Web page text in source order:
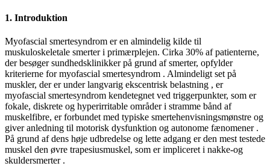
1. Introduktion
Myofascial smertesyndrom er en almindelig kilde til
muskuloskeletale smerter i primærplejen. Cirka 30% af patienterne,
der besøger sundhedsklinikker på grund af smerter, opfylder
kriterierne for myofascial smertesyndrom . Almindeligt set på
muskler, der er under langvarig ekscentrisk belastning , er
myofascial smertesyndrom kendetegnet ved triggerpunkter, som er
fokale, diskrete og hyperirritable områder i stramme bånd af
muskelfibre, er forbundet med typiske smertehenvisningsmønstre og
giver anledning til motorisk dysfunktion og autonome fænomener .
På grund af dens høje udbredelse og lette adgang er den mest testede
muskel den øvre trapesiusmuskel, som er impliceret i nakke-og
skuldersmerter .